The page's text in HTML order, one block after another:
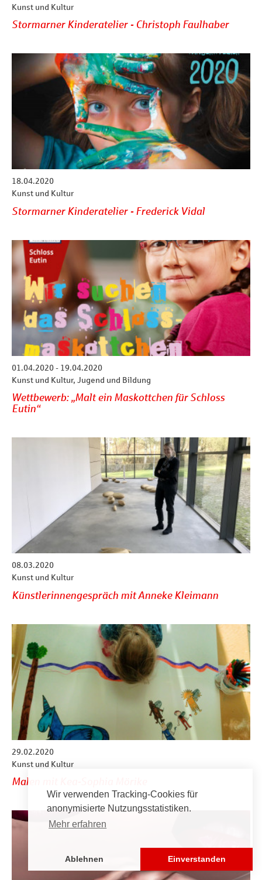
Wir verwenden Tracking-Cookies für
anonymisierte Nutzungsstatistiken.
Mehr erfahren
Ablehnen Einverstanden
Kunst und Kultur
Stormarner Kinderatelier - Christoph Faulhaber
18.04.2020
Kunst und Kultur
Stormarner Kinderatelier - Frederick Vidal
01.04.2020 - 19.04.2020
Kunst und Kultur, Jugend und Bildung
Wettbewerb: „Malt ein Maskottchen für Schloss
Eutin“
08.03.2020
Kunst und Kultur
Künstlerinnengespräch mit Anneke Kleimann
29.02.2020
Kunst und Kultur
Malen mit Kea-Sophia Mörike